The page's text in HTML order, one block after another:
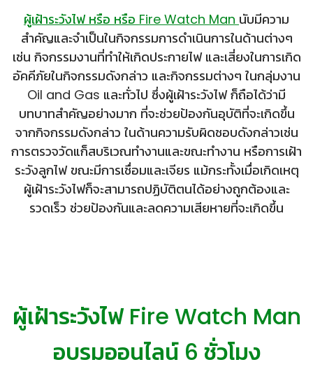
ผู้เฝ้าระวังไฟ หรือ หรือ Fire Watch Man นับมีความ
สำคัญและจำเป็นในกิจกรรมการดำเนินการในด้านต่างๆ
เช่น กิจกรรมงานที่ทำให้เกิดประกายไฟ และเสี่ยงในการเกิด
อัคคีภัยในกิจกรรมดังกล่าว และกิจกรรมต่างๆ ในกลุ่มงาน
Oil and Gas และทั่วไป ซึ่งผู้เฝ้าระวังไฟ ก็ถือได้ว่ามี
บทบาทสำคัญอย่างมาก ที่จะช่วยป้องกันอุบัติที่จะเกิดขึ้น
จากกิจกรรมดังกล่าว ในด้านความรับผิดชอบดังกล่าวเช่น
การตรวจวัดแก็สบริเวณทำงานและขณะทำงาน หรือการเฝ้า
ระวังลูกไฟ ขณะมีการเชื่อมและเจียร แม้กระทั้งเมื่อเกิดเหตุ
ผู้เฝ้าระวังไฟก็จะสามารถปฏิบัติตนได้อย่างถูกต้องและ
รวดเร็ว ช่วยป้องกันและลดความเสียหายที่จะเกิดขึ้น
ผู้เฝ้าระวังไฟ Fire Watch Man
อบรมออนไลน์ 6 ชั่วโมง